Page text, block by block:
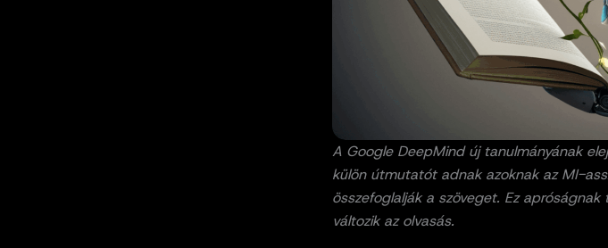
A Google DeepMind új tanulmányának
külön útmutatót adnak azoknak az MI-
összefoglalják a szöveget. Ez
változik az olvasás.